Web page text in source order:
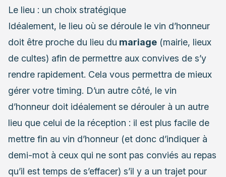
Le lieu : un choix stratégique
Idéalement, le lieu où se déroule le vin d’honneur
doit être proche du lieu du mariage (mairie, lieux
de cultes) afin de permettre aux convives de s’y
rendre rapidement. Cela vous permettra de mieux
gérer votre timing. D’un autre côté, le vin
d’honneur doit idéalement se dérouler à un autre
lieu que celui de la réception : il est plus facile de
mettre fin au vin d’honneur (et donc d’indiquer à
demi-mot à ceux qui ne sont pas conviés au repas
qu’il est temps de s’effacer) s’il y a un trajet pour